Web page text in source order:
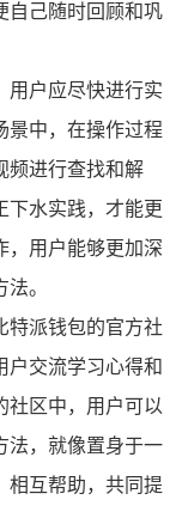
自己随时回顾和巩
用户应尽快进行实
景中，在操作过程
频进行查找和解
下水实践，才能更
，用户能够更加深
。
特派钱包的官方社
户交流学习心得和
社区中，用户可以
法，就像置身于一
相互帮助，共同提